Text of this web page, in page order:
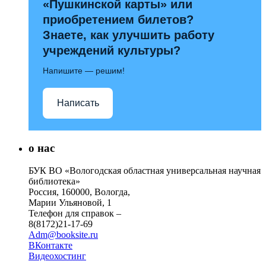
«Пушкинской карты» или
приобретением билетов?
Знаете, как улучшить работу
учреждений культуры?
Напишите — решим!
Написать
о нас
БУК ВО «Вологодская областная универсальная научная
библиотека»
Россия, 160000, Вологда,
Марии Ульяновой, 1
Телефон для справок –
8(8172)21-17-69
Adm@booksite.ru
ВКонтакте
Видеохостинг